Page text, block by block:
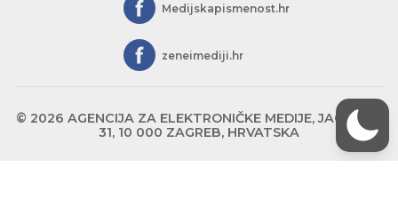
Medijskapismenost.hr
zeneimediji.hr
© 2026 AGENCIJA ZA ELEKTRONIČKE MEDIJE, JAGIĆEVA
31, 10 000 ZAGREB, HRVATSKA